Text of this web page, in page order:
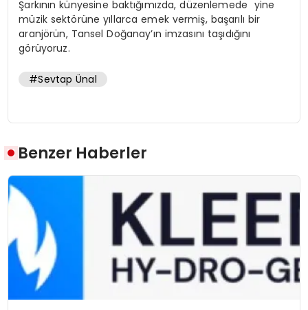
Şarkının künyesine baktığımızda, düzenlemede yine
müzik sektörüne yıllarca emek vermiş, başarılı bir
aranjörün, Tansel Doğanay’ın imzasını taşıdığını
görüyoruz.
#Sevtap Ünal
Benzer Haberler